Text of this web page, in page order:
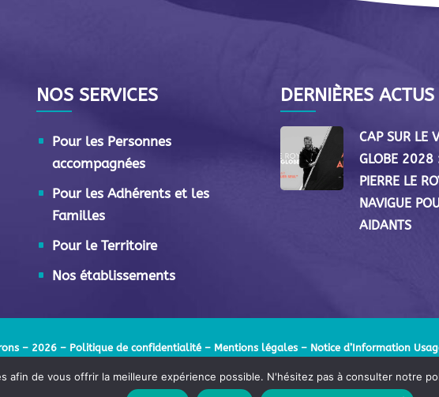
NOS SERVICES
Pour les Personnes
accompagnées
Pour les Adhérents et les
Familles
Pour le Territoire
Nos établissements
DERNIÈRES ACTUS
CAP SUR LE
GLOBE 2028
PIERRE LE
NAVIGUE
AIDANTS
– 2026 – Politique de confidentialité – Mentions légales – Notice d’Information
afin de vous offrir la meilleure expérience possible. N'hésitez pas à consulter notre